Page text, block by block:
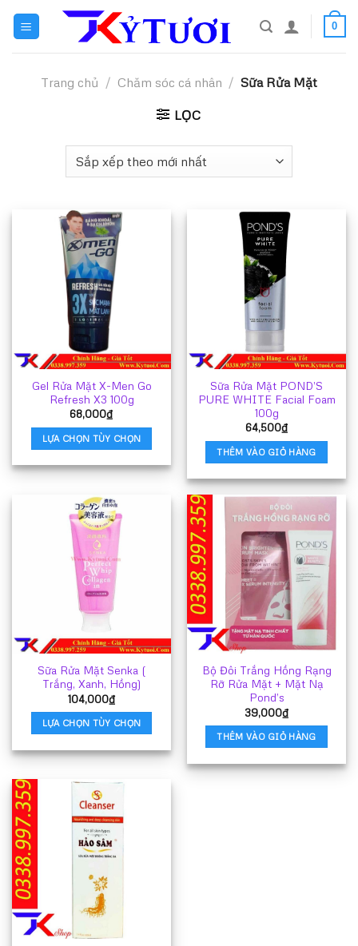
content
0
Trang chủ / Chăm sóc cá nhân / Sữa Rửa Mặt
LỌC
Gel Rửa Mặt X-Men Go
Refresh X3 100g
68,000₫
LỰA CHỌN TÙY CHỌN
phẩm
có
nhiều
biến
thể.
Các
tùy
chọn
thể
chọn
trên
trang
sản
Sữa Rửa Mặt POND’S
PURE WHITE Facial Foam
100g
64,500₫
THÊM VÀO GIỎ HÀNG
Sữa Rửa Mặt Senka (
Trắng, Xanh, Hồng)
104,000₫
LỰA CHỌN TÙY CHỌN
phẩm
có
nhiều
biến
thể.
Các
tùy
chọn
có
Bộ Đôi Trắng Hồng Rạng
Rỡ Rửa Mặt + Mặt Nạ
Pond’s
39,000₫
THÊM VÀO GIỎ HÀNG